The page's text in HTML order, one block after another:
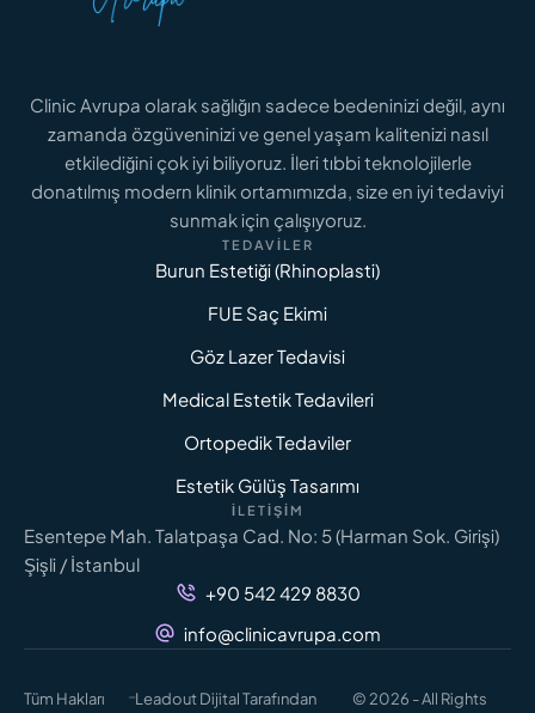
GENITAL ESTETIK FIYATLARI
Genital Estetik Fiyatları 2026: İstanbul İçin
Maliyet Analizi
DAHA FAZLASINI OKU
Clinic Avrupa olarak sağlığın sadece bedeninizi değil, aynı
zamanda özgüveninizi ve genel yaşam kalitenizi nasıl
etkilediğini çok iyi biliyoruz. İleri tıbbi teknolojilerle
donatılmış modern klinik ortamımızda, size en iyi tedaviyi
sunmak için çalışıyoruz.
TEDAVILER
Burun Estetiği (Rhinoplasti)
FUE Saç Ekimi
Göz Lazer Tedavisi
Medical Estetik Tedavileri
Ortopedik Tedaviler
Estetik Gülüş Tasarımı
İLETIŞIM
Esentepe Mah. Talatpaşa Cad. No: 5 (Harman Sok. Girişi)
Şişli / İstanbul
+90 542 429 8830
info@clinicavrupa.com
Tüm Hakları
-Leadout Dijital Tarafından
© 2026 - All Rights